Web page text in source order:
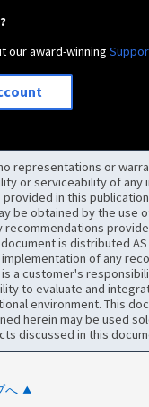
our award-winning
representations or
or serviceability of any
in this
be obtained by the use
recommendations
is distributed
of any
a customer's
to evaluate and
environment. This
herein may be used
discussed in this
へ